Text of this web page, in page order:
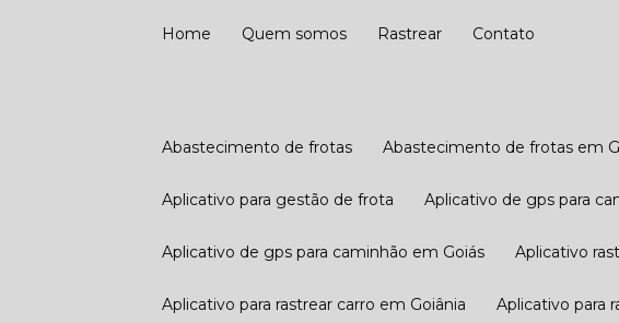
Home Quem somos Rastrear Contato
Abastecimento de frotas Abastecimento de frotas em
Aplicativo para gestão de frota Aplicativo de gps para
Aplicativo de gps para caminhão em Goiás Aplicativo
Aplicativo para rastrear carro em Goiânia Aplicativo para